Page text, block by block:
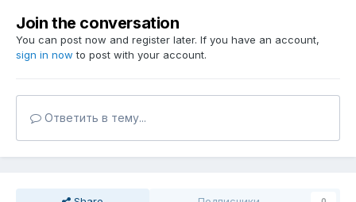
Join the conversation
You can post now and register later. If you have an account,
sign in now to post with your account.
Ответить в тему...